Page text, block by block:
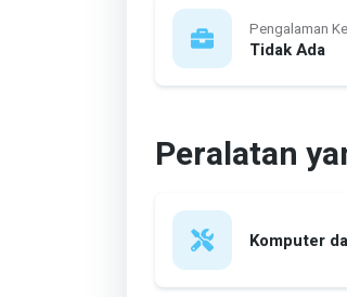
Pengalaman
Tidak Ada
Peralatan
Komputer